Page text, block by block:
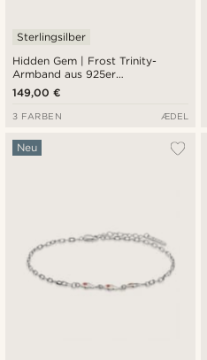
Hidden Gem | Frost Trinity-
Armband aus 925er
Sterlingsilber
Sterlingsilber
149,00 €
3 FARBEN ÆDEL
Neu